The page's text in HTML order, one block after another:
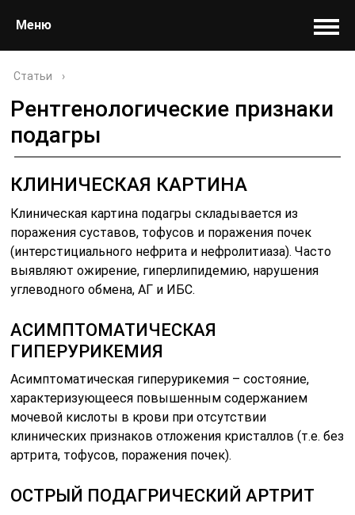
Меню
Статьи ›
Рентгенологические признаки
подагры
КЛИНИЧЕСКАЯ КАРТИНА
Клиническая картина подагры складывается из
поражения суставов, тофусов и поражения почек
(интерстициального нефрита и нефролитиаза). Часто
выявляют ожирение, гиперлипидемию, нарушения
углеводного обмена, АГ и ИБС.
АСИМПТОМАТИЧЕСКАЯ
ГИПЕРУРИКЕМИЯ
Асимптоматическая гиперурикемия – состояние,
характеризующееся повышенным содержанием
мочевой кислоты в крови при отсутствии
клинических признаков отложения кристаллов (т.е. без
артрита, тофусов, поражения почек).
ОСТРЫЙ ПОДАГРИЧЕСКИЙ АРТРИТ